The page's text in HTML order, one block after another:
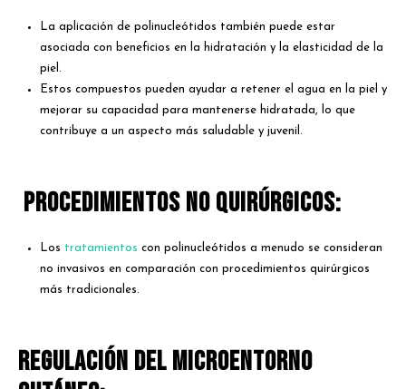
La aplicación de polinucleótidos también puede estar
asociada con beneficios en la hidratación y la elasticidad de la
piel.
Estos compuestos pueden ayudar a retener el agua en la piel y
mejorar su capacidad para mantenerse hidratada, lo que
contribuye a un aspecto más saludable y juvenil.
Procedimientos No Quirúrgicos:
Los tratamientos con polinucleótidos a menudo se consideran
no invasivos en comparación con procedimientos quirúrgicos
más tradicionales.
Regulación del Microentorno